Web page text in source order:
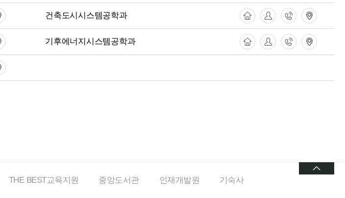
건축도시시스템공학과
기후에너지시스템공학과
THE BEST교육지원 중앙도서관 인재개발원 기숙사